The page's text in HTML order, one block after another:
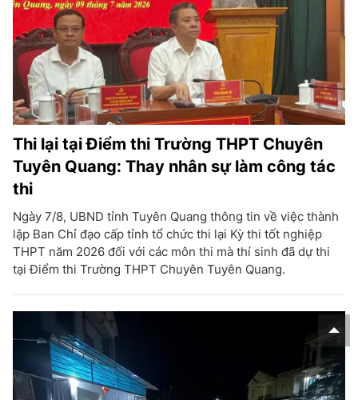
Thi lại tại Điểm thi Trường THPT Chuyên
Tuyên Quang: Thay nhân sự làm công tác
thi
Ngày 7/8, UBND tỉnh Tuyên Quang thông tin về việc thành
lập Ban Chỉ đạo cấp tỉnh tổ chức thi lại Kỳ thi tốt nghiệp
THPT năm 2026 đối với các môn thi mà thí sinh đã dự thi
tại Điểm thi Trường THPT Chuyên Tuyên Quang.